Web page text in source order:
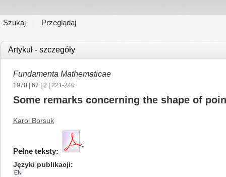
Szukaj Przeglądaj
Artykuł - szczegóły
Fundamenta Mathematicae
1970 67 2 | 221-240
Some remarks concerning the shape of
Karol Borsuk
Pełne teksty:
Języki publikacji
EN